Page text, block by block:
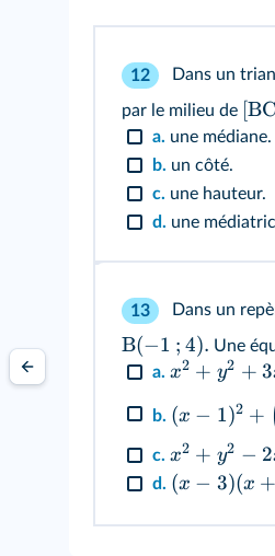
12 Dans un
par le milieu de
a. une médiane.
b. un côté.
c. une hauteur.
d. une
13 Dans un
B(−1 ; 4). Une
a. x2 + y2 + 3
b. (x − 1)2 +
c. x2 + y2 − 2
d. (x − 3)(x +